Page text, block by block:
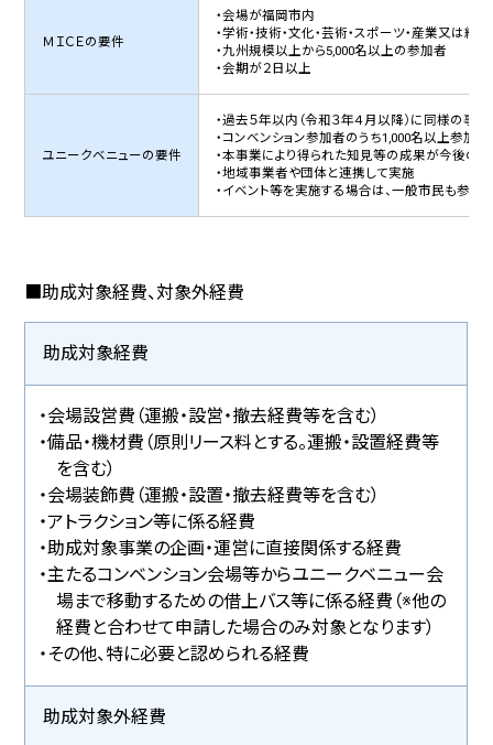
ＭＩＣＥの要件
・会場が福岡市内
・学術・技術・文化・芸術・スポーツ・産業又は経
・九州規模以上から5,000名以上の参加者
・会期が２日以上
ユニークベニューの要件
・過去５年以内（令和３年４月以降）に同様の事
・コンベンション参加者のうち1,000名以上参加
・本事業により得られた知見等の成果が今後の
・地域事業者や団体と連携して実施
・イベント等を実施する場合は、一般市民も参加
■助成対象経費、対象外経費
助成対象経費
・会場設営費（運搬・設営・撤去経費等を含む）
・備品・機材費（原則リース料とする。運搬・設置経費等
を含む）
・会場装飾費（運搬・設置・撤去経費等を含む）
・アトラクション等に係る経費
・助成対象事業の企画・運営に直接関係する経費
・主たるコンベンション会場等からユニークベニュー会
場まで移動するための借上バス等に係る経費（※他の
経費と合わせて申請した場合のみ対象となります）
・その他、特に必要と認められる経費
助成対象外経費